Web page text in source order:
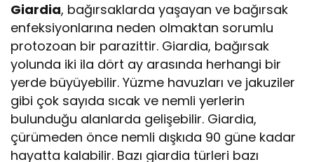
Giardia, bağırsaklarda yaşayan ve bağırsak
enfeksiyonlarına neden olmaktan sorumlu
protozoan bir parazittir. Giardia, bağırsak
yolunda iki ila dört ay arasında herhangi bir
yerde büyüyebilir. Yüzme havuzları ve jakuziler
gibi çok sayıda sıcak ve nemli yerlerin
bulunduğu alanlarda gelişebilir. Giardia,
çürümeden önce nemli dışkıda 90 güne kadar
hayatta kalabilir. Bazı giardia türleri bazı